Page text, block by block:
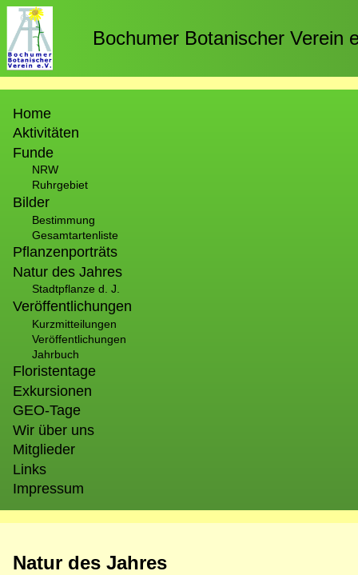
Direkt
zum
Inhalt
Bochumer Botanischer Verein
Home
Aktivitäten
Funde
NRW
Ruhrgebiet
Bilder
Bestimmung
Gesamtartenliste
Pflanzenporträts
Natur des Jahres
Stadtpflanze d. J.
Veröffentlichungen
Kurzmitteilungen
Veröffentlichungen
Jahrbuch
Floristentage
Exkursionen
GEO-Tage
Wir über uns
Mitglieder
Links
Impressum
Natur des Jahres